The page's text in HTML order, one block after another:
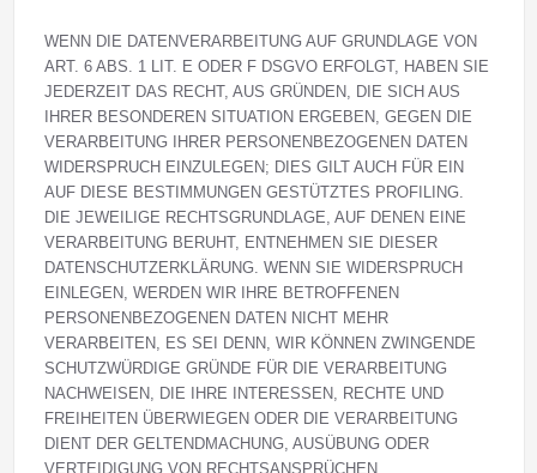
WENN DIE DATENVERARBEITUNG AUF GRUNDLAGE VON
ART. 6 ABS. 1 LIT. E ODER F DSGVO ERFOLGT, HABEN SIE
JEDERZEIT DAS RECHT, AUS GRÜNDEN, DIE SICH AUS
IHRER BESONDEREN SITUATION ERGEBEN, GEGEN DIE
VERARBEITUNG IHRER PERSONENBEZOGENEN DATEN
WIDERSPRUCH EINZULEGEN; DIES GILT AUCH FÜR EIN
AUF DIESE BESTIMMUNGEN GESTÜTZTES PROFILING.
DIE JEWEILIGE RECHTSGRUNDLAGE, AUF DENEN EINE
VERARBEITUNG BERUHT, ENTNEHMEN SIE DIESER
DATENSCHUTZERKLÄRUNG. WENN SIE WIDERSPRUCH
EINLEGEN, WERDEN WIR IHRE BETROFFENEN
PERSONENBEZOGENEN DATEN NICHT MEHR
VERARBEITEN, ES SEI DENN, WIR KÖNNEN ZWINGENDE
SCHUTZWÜRDIGE GRÜNDE FÜR DIE VERARBEITUNG
NACHWEISEN, DIE IHRE INTERESSEN, RECHTE UND
FREIHEITEN ÜBERWIEGEN ODER DIE VERARBEITUNG
DIENT DER GELTENDMACHUNG, AUSÜBUNG ODER
VERTEIDIGUNG VON RECHTSANSPRÜCHEN